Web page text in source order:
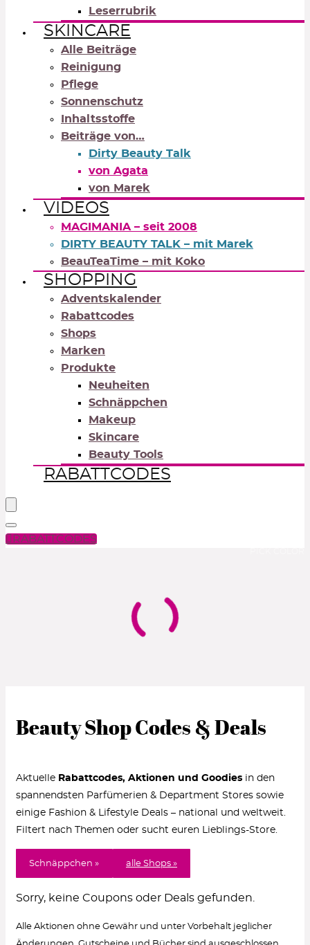
Leserrubrik
SKINCARE
Alle Beiträge
Reinigung
Pflege
Sonnenschutz
Inhaltsstoffe
Beiträge von…
Dirty Beauty Talk
von Agata
von Marek
VIDEOS
MAGIMANIA – seit 2008
DIRTY BEAUTY TALK – mit Marek
BeauTeaTime – mit Koko
SHOPPING
Adventskalender
Rabattcodes
Shops
Marken
Produkte
Neuheiten
Schnäppchen
Makeup
Skincare
Beauty Tools
RABATTCODES
RABATTCODES
Beauty Shop Codes & Deals
Aktuelle Rabattcodes, Aktionen und Goodies in den
spannendsten Parfümerien & Department Stores sowie
einige Fashion & Lifestyle Deals – national und weltweit.
Filtert nach Themen oder sucht euren Lieblings-Store.
Schnäppchen » alle Shops »
Sorry, keine Coupons oder Deals gefunden.
Alle Aktionen ohne Gewähr und unter Vorbehalt jeglicher